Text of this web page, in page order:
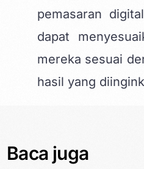
pemasaran
dapat
mereka sesuai
hasil yang
Baca juga